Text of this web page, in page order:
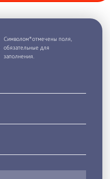
Символом*отмечены поля,
обязательные для
заполнения.